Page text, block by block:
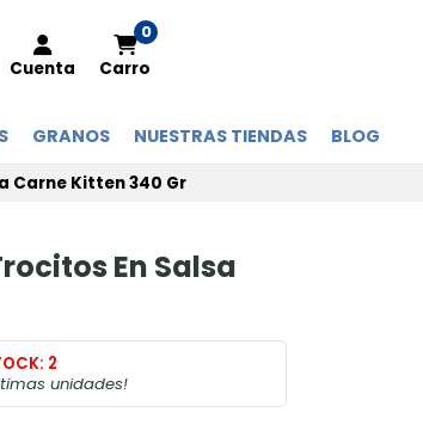
Cuenta
0
Carro
GRANOS NUESTRAS TIENDAS BLOG
Carne Kitten 340 Gr
En Salsa
2
unidades!